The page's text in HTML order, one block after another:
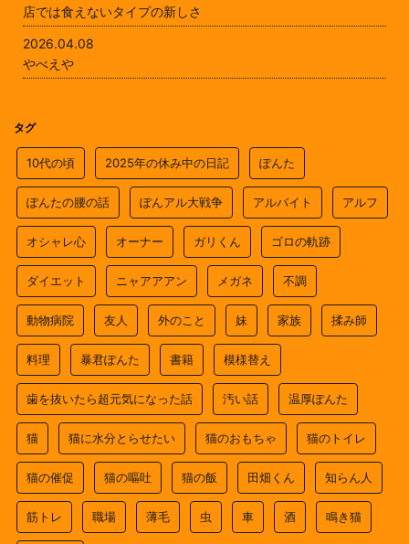
店では食えないタイプの新しさ
2026.04.08
やべえや
タグ
10代の頃 2025年の休み中の日記 ぽんた
ぽんたの腰の話 ぽんアル大戦争 アルバイト アルフ
オシャレ心 オーナー ガリくん ゴロの軌跡
ダイエット ニャアアアン メガネ 不調
動物病院 友人 外のこと 妹 家族 揉み師
料理 暴君ぽんた 書籍 模様替え
歯を抜いたら超元気になった話 汚い話 温厚ぽんた
猫 猫に水分とらせたい 猫のおもちゃ 猫のトイレ
猫の催促 猫の嘔吐 猫の飯 田畑くん 知らん人
筋トレ 職場 薄毛 虫 車 酒 鳴き猫